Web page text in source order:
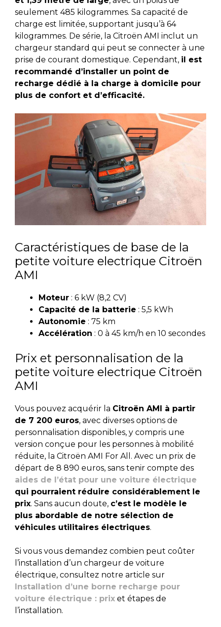
seulement 485 kilogrammes. Sa capacité de
charge est limitée, supportant jusqu’à 64
kilogrammes. De série, la Citroën AMI inclut un
chargeur standard qui peut se connecter à une
prise de courant domestique. Cependant, il est
recommandé d’installer un point de
recharge dédié à la charge à domicile pour
plus de confort et d’efficacité.
Caractéristiques de base de la
petite voiture electrique Citroën
AMI
Moteur : 6 kW (8,2 CV)
Capacité de la batterie : 5,5 kWh
Autonomie : 75 km
Accélération : 0 à 45 km/h en 10 secondes
Prix et personnalisation de la
petite voiture electrique Citroën
AMI
Vous pouvez acquérir la Citroën AMI à partir
de 7 200 euros, avec diverses options de
personnalisation disponibles, y compris une
version conçue pour les personnes à mobilité
réduite, la Citroën AMI For All. Avec un prix de
départ de 8 890 euros, sans tenir compte des
aides de l’état pour une voiture électrique
qui pourraient réduire considérablement le
prix. Sans aucun doute, c’est le modèle le
plus abordable de notre sélection de
véhicules utilitaires électriques.
Si vous vous demandez combien peut coûter
l’installation d’un chargeur de voiture
électrique, consultez notre article sur
Installation d’une borne recharge pour
voiture électrique : prix et étapes de
l’installation.